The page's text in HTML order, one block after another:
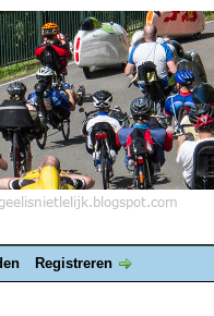
Registreren